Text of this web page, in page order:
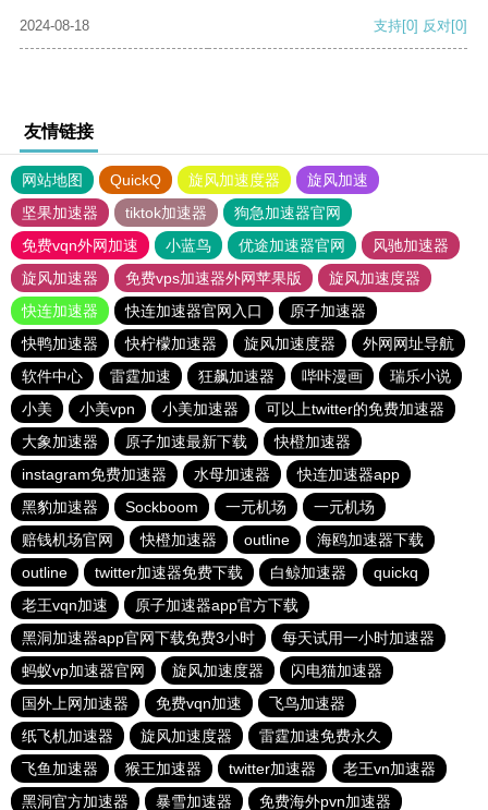
2024-08-18 支持[0] 反对[0]
友情链接
网站地图 QuickQ 旋风加速度器
旋风加速
坚果加速器
tiktok加速器
狗急加速器官网
免费vqn外网加速
小蓝鸟 优途加速器官网
风驰加速器
旋风加速器
免费vps加速器外网苹果版
旋风加速度器
快连加速器
快连加速器官网入口
原子加速器
快鸭加速器
快柠檬加速器 旋风加速度器
外网网址导航
软件中心
雷霆加速 狂飙加速器 哔咔漫画
瑞乐小说
小美
小美vpn 小美加速器
可以上twitter的免费加速器
大象加速器
原子加速最新下载
快橙加速器
instagram免费加速器
水母加速器
快连加速器app
黑豹加速器
Sockboom 一元机场
一元机场
赔钱机场官网
快橙加速器 outline
海鸥加速器下载
outline
twitter加速器免费下载 白鲸加速器
quickq
老王vqn加速
原子加速器app官方下载
黑洞加速器app官网下载免费3小时
每天试用一小时加速器
蚂蚁vp加速器官网
旋风加速度器
闪电猫加速器
国外上网加速器
免费vqn加速
飞鸟加速器
纸飞机加速器
旋风加速度器
雷霆加速免费永久
飞鱼加速器
猴王加速器 twitter加速器
老王vn加速器
黑洞官方加速器
暴雪加速器 免费海外pvn加速器